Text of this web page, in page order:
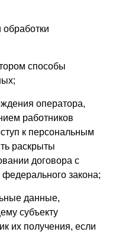
способы
оператора,
работников
к персональным
раскрыты
договора с
закона;
данные,
субъекту
их получения, если